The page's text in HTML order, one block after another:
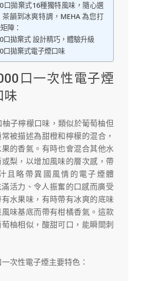
口拋棄式16種獨特風味，隨心選
韻到冰爽特調，MEHA 為您打
陣：
拋棄式 設計精巧，體驗升級
拋棄式電子煙口味
口一次性電子煙
味
子檸檬口味 ，類似於葡萄柚但
被描述為甜橙和檸檬的混合，
的香氣。有時也會混合其他水
梨，以增加風味的層次感，帶
且略帶異國風情的電子煙體
活力、令人振奮的口感而廣受
水果味，有時帶有冰爽的底味
味基底而帶有柑橘香氣。這款
柚相似，酸甜可口，能瞬間刺
次性電子煙主要特色 ：